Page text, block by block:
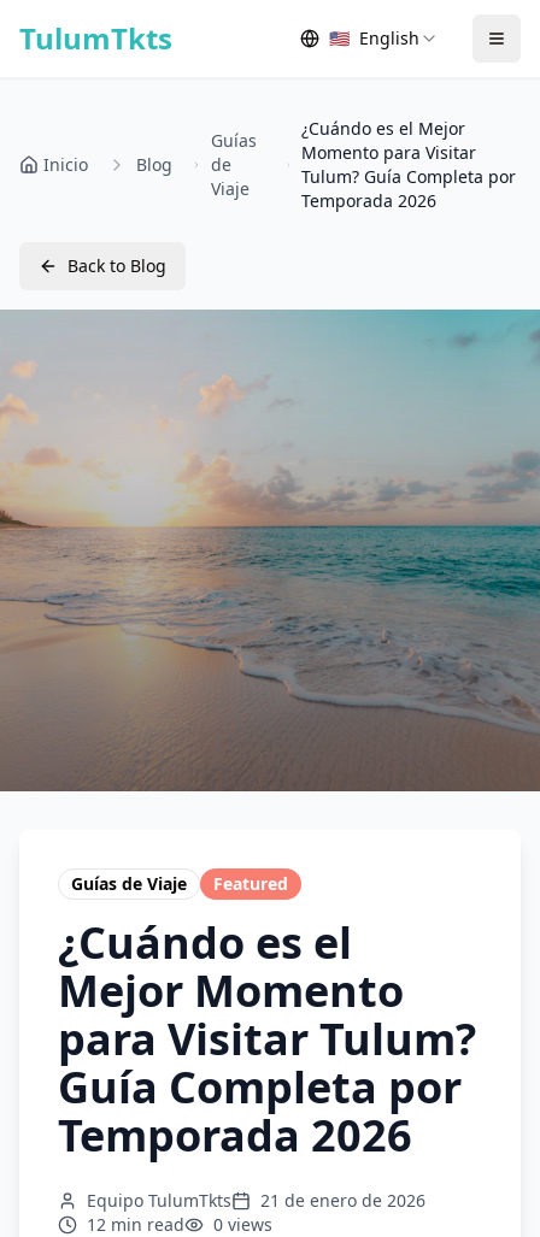
TulumTkts 🇺🇸 English
Inicio Blog
Guías
de
Viaje
¿Cuándo es el Mejor
Momento para Visitar
Tulum? Guía Completa por
Temporada 2026
Back to Blog
Guías de Viaje Featured
¿Cuándo es el
Mejor Momento
para Visitar Tulum?
Guía Completa por
Temporada 2026
Equipo TulumTkts
21 de enero de 2026
12 min read 0 views